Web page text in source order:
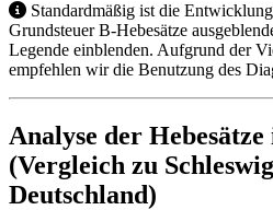
Standardmäßig ist die
Grundsteuer B-Hebesätze
Legende einblenden. Aufgrund der
empfehlen wir die Benutzung des
Analyse der
(Vergleich zu
Deutschland)